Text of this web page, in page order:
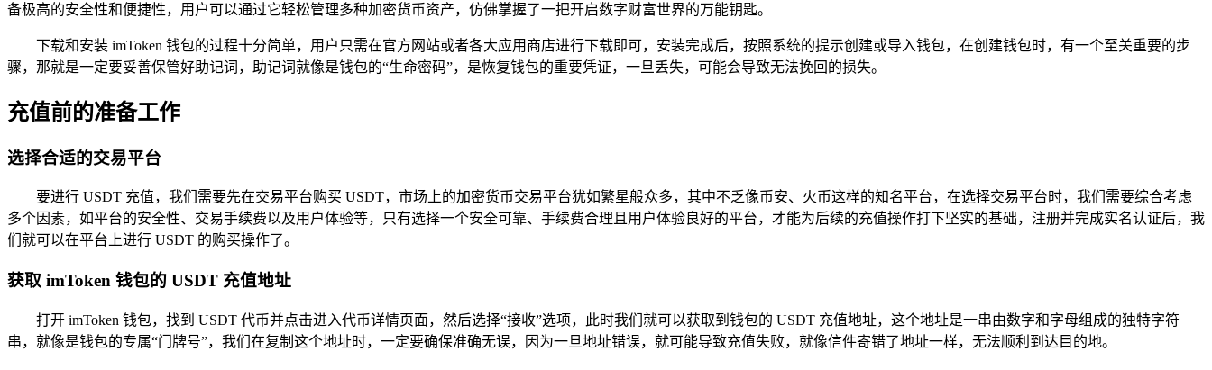
备极高的安全性和便捷性，用户可以通过它轻松管理多种加密货币资产，仿佛掌握了一把开启数字财富世界的万能钥匙。
下载和安装 imToken 钱包的过程十分简单，用户只需在官方网站或者各大应用商店进行下载即可，安装完成后，按照系统的提示创建或导入钱包，在创建钱包时，有一个至关重要的步
骤，那就是一定要妥善保管好助记词，助记词就像是钱包的“生命密码”，是恢复钱包的重要凭证，一旦丢失，可能会导致无法挽回的损失。
充值前的准备工作
选择合适的交易平台
要进行 USDT 充值，我们需要先在交易平台购买 USDT，市场上的加密货币交易平台犹如繁星般众多，其中不乏像币安、火币这样的知名平台，在选择交易平台时，我们需要综合考虑
多个因素，如平台的安全性、交易手续费以及用户体验等，只有选择一个安全可靠、手续费合理且用户体验良好的平台，才能为后续的充值操作打下坚实的基础，注册并完成实名认证后，我
们就可以在平台上进行 USDT 的购买操作了。
获取 imToken 钱包的 USDT 充值地址
打开 imToken 钱包，找到 USDT 代币并点击进入代币详情页面，然后选择“接收”选项，此时我们就可以获取到钱包的 USDT 充值地址，这个地址是一串由数字和字母组成的独特字符
串，就像是钱包的专属“门牌号”，我们在复制这个地址时，一定要确保准确无误，因为一旦地址错误，就可能导致充值失败，就像信件寄错了地址一样，无法顺利到达目的地。